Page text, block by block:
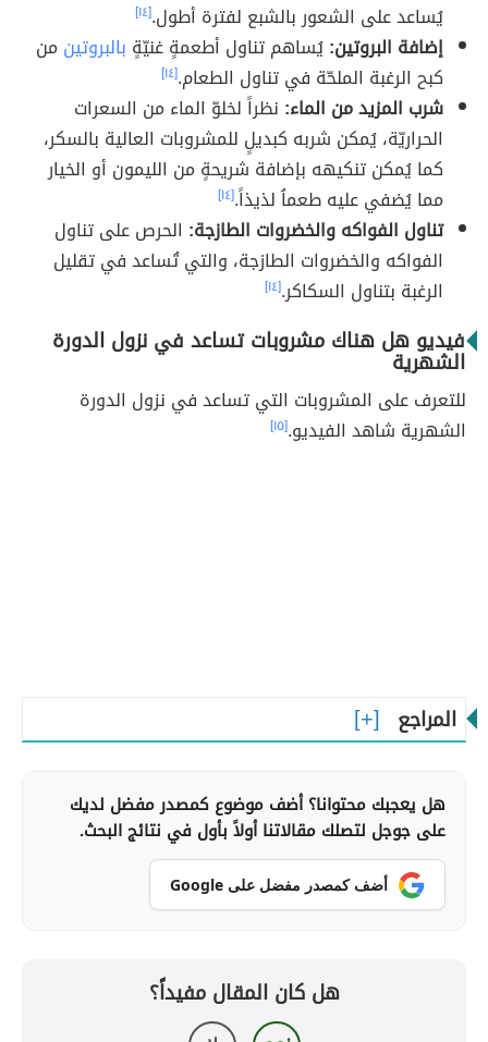
يُساعد على الشعور بالشبع لفترة أطول.[١٤]
إضافة البروتين:يُساهم تناول أطعمةٍ غنيّةٍ بالبروتين من
كبح الرغبة الملحّة في تناول الطعام.[١٤]
شرب المزيد من الماء: نظراً لخلوّ الماء من السعرات
الحراريّة، يُمكن شربه كبديلٍ للمشروبات العالية بالسكر،
كما يُمكن تنكيهه بإضافة شريحةٍ من الليمون أو الخيار
مما يُضفي عليه طعماُ لذيذاً.[١٤]
تناول الفواكه والخضروات الطازجة: الحرص على تناول
الفواكه والخضروات الطازجة، والتي تُساعد في تقليل
الرغبة بتناول السكاكر.[١٤]
فيديو هل هناك مشروبات تساعد في نزول الدورة
الشهرية
للتعرف على المشروبات التي تساعد في نزول الدورة
الشهرية شاهد الفيديو.[١٥]
المراجع
هل يعجبك محتوانا؟ أضف موضوع كمصدر مفضل لديك
على جوجل لتصلك مقالاتنا أولاً بأول في نتائج البحث.
أضف كمصدر مفضل على Google
هل كان المقال مفيداً؟